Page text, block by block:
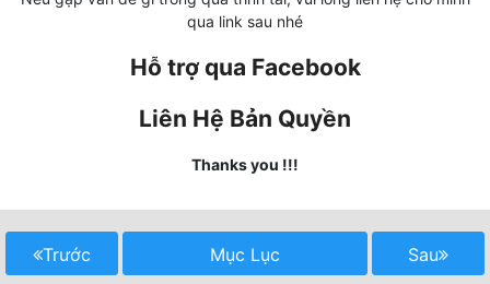
Phong Thủy - Tâm Linh
Quân Sự
qua link sau nhé
Hỗ trợ qua Facebook
Liên Hệ Bản Quyền
Thanks you !!!
Trước Mục Lục Sau